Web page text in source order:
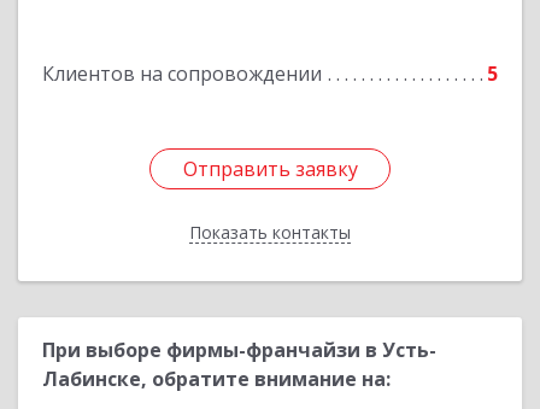
Клиентов на сопровождении 5
Отправить заявку
Показать контакты
Подробнее
Отправить заявку
Назад
При выборе фирмы-франчайзи в Усть-
Лабинске, обратите внимание на: